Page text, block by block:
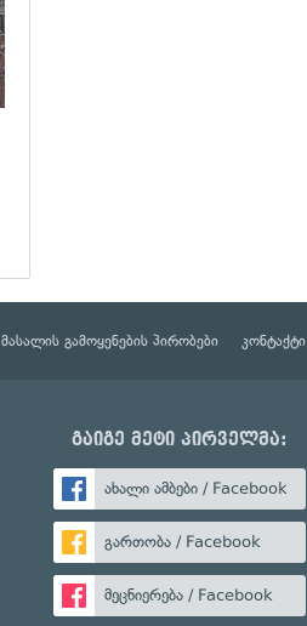
მასალის გამოყენების პირობები კონტაქტი
გაიგე მეტი პირველმა:
ახალი ამბები / Facebook
გართობა / Facebook
მეცნიერება / Facebook